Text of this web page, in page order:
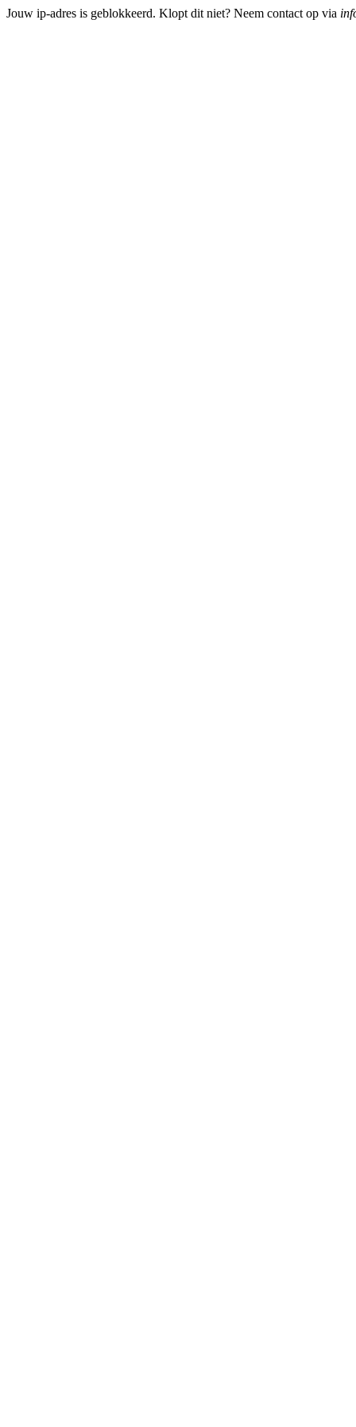
Jouw ip-adres is geblokkeerd. Klopt dit niet? Neem contact op via